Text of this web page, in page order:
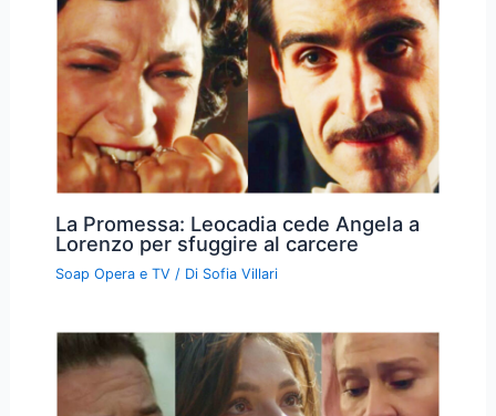
La Promessa: Leocadia cede Angela a
Lorenzo per sfuggire al carcere
Soap Opera e TV / Di Sofia Villari